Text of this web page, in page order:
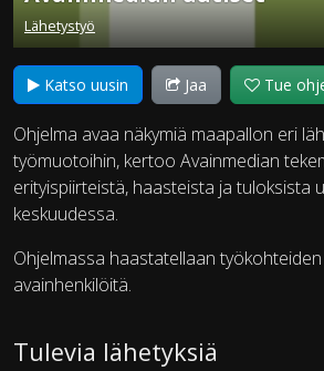
Lähetystyö
Katso uusin Jaa Tue
Ohjelma avaa näkymiä maapallon eri
työmuotoihin, kertoo Avainmedian
erityispiirteistä, haasteista ja tuloksista
keskuudessa.
Ohjelmassa haastatellaan
avainhenkilöitä.
Tulevia lähetyksiä